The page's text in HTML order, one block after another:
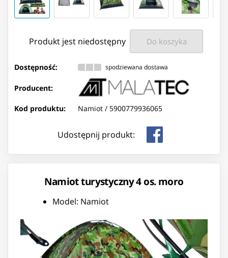
Produkt jest niedostępny Do koszyka
Dostępność: spodziewana dostawa
Producent:
Kod produktu: Namiot / 5900779936065
Udostępnij produkt:
Namiot turystyczny 4 os. moro
Model: Namiot